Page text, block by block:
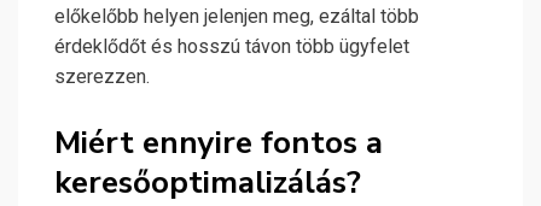
előkelőbb helyen jelenjen meg, ezáltal több
érdeklődőt és hosszú távon több ügyfelet
szerezzen.
Miért ennyire fontos a
keresőoptimalizálás?